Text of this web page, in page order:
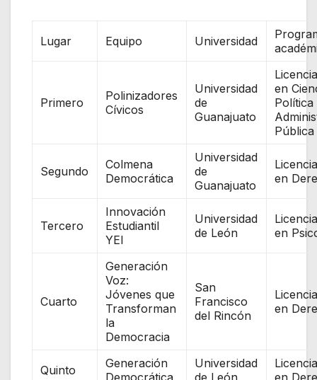
Lugar Equipo Universidad
Primero
Polinizadores
Cívicos
Universidad
de
Guanajuato
en
Política
Pública
Segundo
Colmena
Democrática
Universidad
de
Guanajuato
en
Tercero
Innovación
Estudiantil
YEI
Universidad
de León
en
Cuarto
Generación
Voz:
Jóvenes que
Transforman
la
Democracia
San
Francisco
del Rincón
en
Quinto
Generación
Democrática
Universidad
de León
en